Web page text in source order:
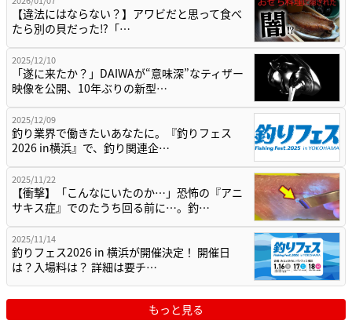
【違法にはならない？】アワビだと思って食べ
たら別の貝だった⁉「…
2025/12/10
「遂に来たか？」DAIWAが“意味深”なティザー
映像を公開、10年ぶりの新型…
2025/12/09
釣り業界で働きたいあなたに。『釣りフェス
2026 in横浜』で、釣り関連企…
2025/11/22
【衝撃】「こんなにいたのか…」恐怖の『アニ
サキス症』でのたうち回る前に…。釣…
2025/11/14
釣りフェス2026 in 横浜が開催決定！ 開催日
は？入場料は？ 詳細は要チ…
もっと見る